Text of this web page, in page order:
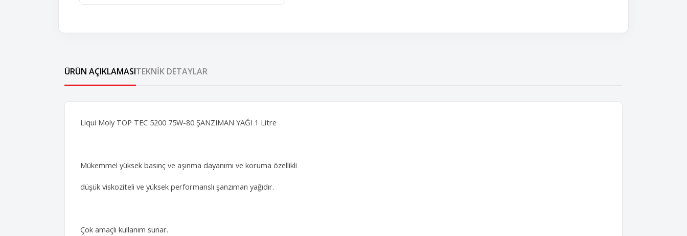
ÜRÜN AÇIKLAMASITEKNIK DETAYLAR
Liqui Moly TOP TEC 5200 75W-80 ŞANZIMAN YAĞI 1 Litre
Mükemmel yüksek basınç ve aşınma dayanımı ve koruma özellikli
düşük viskoziteli ve yüksek performanslı şanzıman yağıdır.
Çok amaçlı kullanım sunar.